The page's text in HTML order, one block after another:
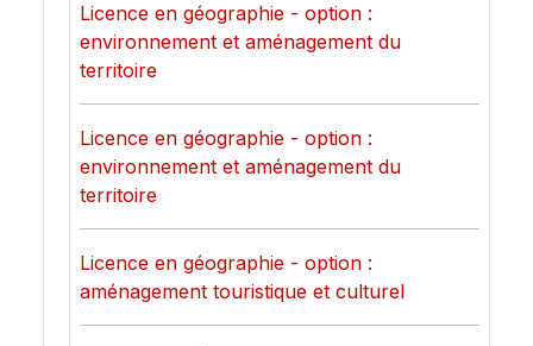
Licence en géographie - option :
environnement et aménagement du
territoire
Licence en géographie - option :
environnement et aménagement du
territoire
Licence en géographie - option :
aménagement touristique et culturel